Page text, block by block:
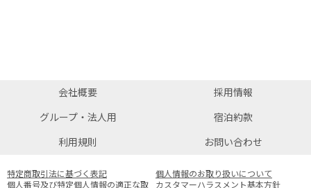
会社概要
採用情報
グループ・法人用
宿泊約款
利用規則
お問い合わせ
特定商取引法に基づく表記
個人情報のお取り扱いについて
個人番号及び特定個人情報の適正な取
カスタマーハラスメント基本方針